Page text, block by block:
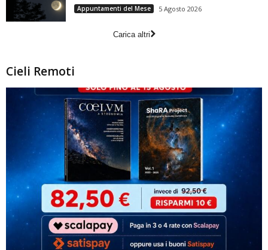
Appuntamenti del Mese 5 Agosto 2026
Carica altri
Cieli Remoti